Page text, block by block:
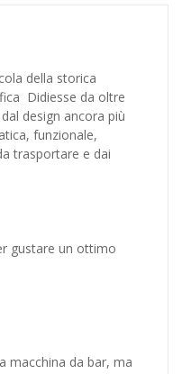
della storica
Didiesse da oltre
design ancora più
funzionale,
trasportare e dai
gustare un ottimo
macchina da bar, ma